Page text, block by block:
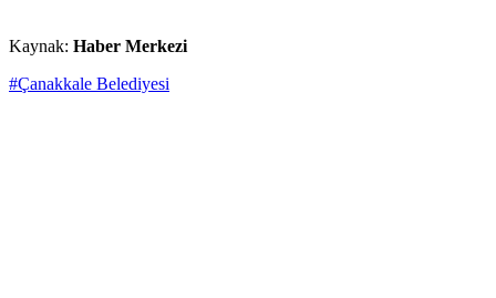
Kaynak: Haber Merkezi
#Çanakkale Belediyesi